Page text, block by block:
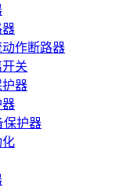
器
作断路器
关
器
器
保护器
化